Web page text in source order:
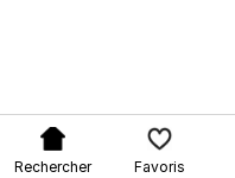
Rechercher Favoris